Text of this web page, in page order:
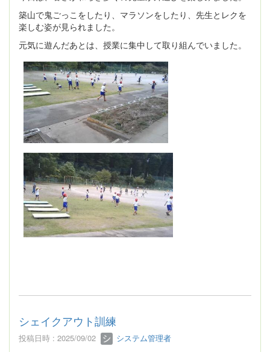
築山で鬼ごっこをしたり、マラソンをしたり、先生とレクを
楽しむ姿が見られました。
元気に遊んだあとは、授業に集中して取り組んでいました。
シェイクアウト訓練
投稿日時 : 2025/09/02 システム管理者